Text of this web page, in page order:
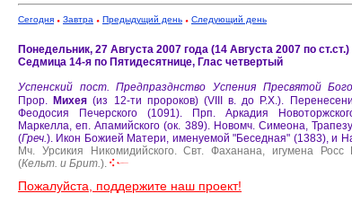
Сегодня Завтра Предыдущий день Следующий день
Понедельник, 27 Августа 2007 года (14 Августа 2007 по ст.ст.)
Седмица 14-я по Пятидесятнице, Глас четвертый
Успенский пост. Предпразднство Успения Пресвятой
Прор. Михея(из 12-ти пророков) (VIII в. до Р.Х.).
Феодосия Печерского (1091).
Прп. Аркадия
Маркелла, еп. Апамийского (ок. 389). Новомч. Симеона,
(Греч.). Икон Божией Матери, именуемой "Беседная" (1383), и
Мч. Урсикия Никомидийского. Свт. Фаханана, игумена Росс
(Кельт. и Брит.).
Пожалуйста, поддержите наш проект!